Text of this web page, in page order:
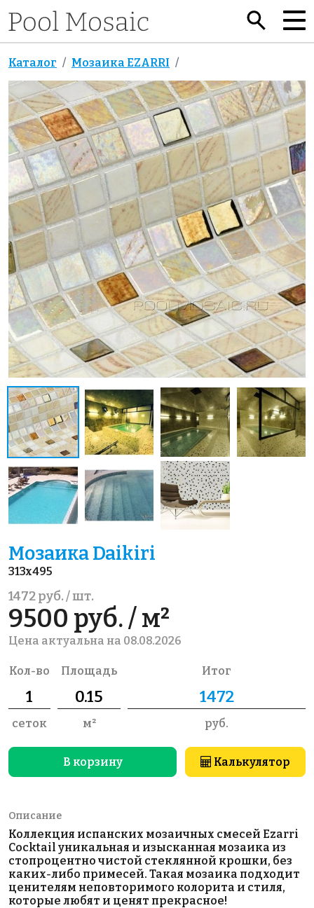
Каталог Мозаика EZARRI
Мозаика Daikiri
313x495
1472 руб. / шт.
9500 руб. / м²
Цена актуальна на 08.08.2026
Кол-во
сеток
Площадь
м²
Итог
руб.
В корзину Калькулятор
Описание
Коллекция испанских мозаичных смесей Ezarri
Cocktail уникальная и изысканная мозаика из
стопроцентно чистой стеклянной крошки, без
каких-либо примесей. Такая мозаика подходит
ценителям неповторимого колорита и стиля,
которые любят и ценят прекрасное!